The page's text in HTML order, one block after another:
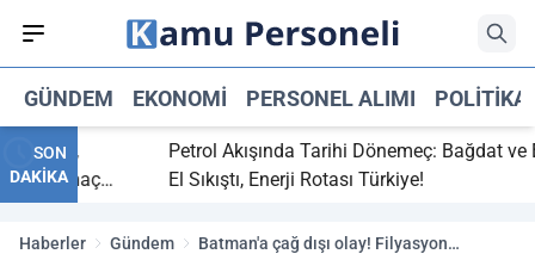
GÜNDEM EKONOMI PERSONEL ALIMI POLITIKA
SON
DAKİKA
bitti,
maç
Petrol Akışında Tarihi Dönemeç: Bağdat ve
El Sıkıştı, Enerji Rotası Türkiye!
Haberler Gündem
Batman'a çağ dışı olay! Filyasyon